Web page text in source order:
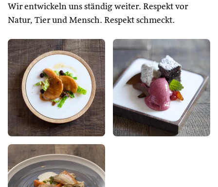
Wir entwickeln uns ständig weiter. Respekt vor
Natur, Tier und Mensch. Respekt schmeckt.